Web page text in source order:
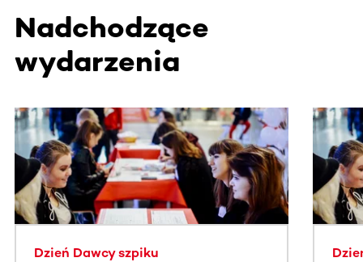
Nadchodzące
wydarzenia
Ta sekcja zawiera treści przewijane w poziomie. Użyj
Dzień Dawcy szpiku